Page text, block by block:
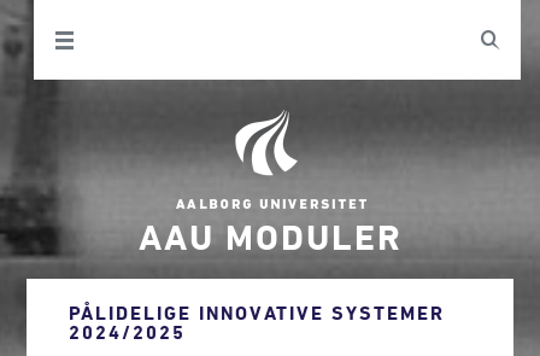
AAU MODULER
PÅLIDELIGE INNOVATIVE SYSTEMER
2024/2025